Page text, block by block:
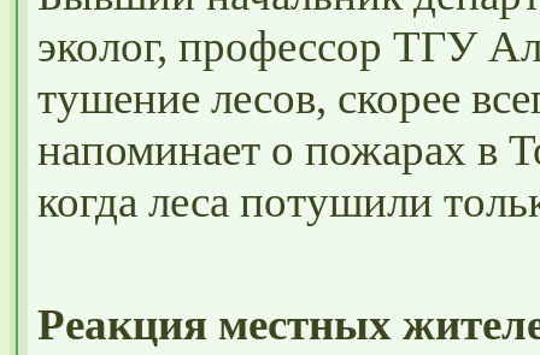
эколог, профессор ТГУ
тушение лесов, скорее
напоминает о пожарах в
когда леса потушили
Реакция местных